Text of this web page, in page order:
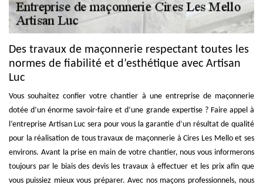
Des travaux de maçonnerie respectant toutes les
normes de fiabilité et d’esthétique avec Artisan
Luc
Vous souhaitez confier votre chantier à une entreprise de maçonnerie
dotée d’un énorme savoir-faire et d’une grande expertise ? Faire appel à
l’entreprise Artisan Luc sera pour vous la garantie d’un résultat de qualité
pour la réalisation de tous travaux de maçonnerie à Cires Les Mello et ses
environs. Avant la prise en main de votre chantier, nous vous informerons
toujours par le biais des devis les travaux à effectuer et les prix afin que
vous puissiez mieux vous préparer. Avec nos maçons professionnels, nous